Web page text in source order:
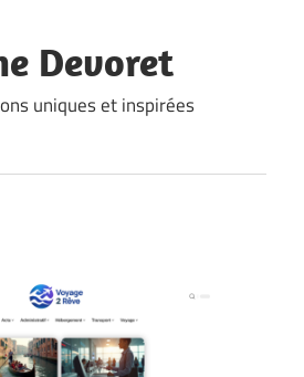
Devoret
uniques et inspirées